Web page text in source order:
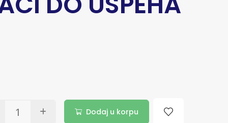
Dodaj u korpu